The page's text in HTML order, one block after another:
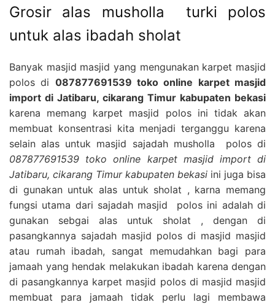
Grosir alas musholla turki polos
untuk alas ibadah sholat
Banyak masjid masjid yang mengunakan karpet masjid
polos di 087877691539 toko online karpet masjid
import di Jatibaru, cikarang Timur kabupaten bekasi
karena memang karpet masjid polos ini tidak akan
membuat konsentrasi kita menjadi terganggu karena
selain alas untuk masjid sajadah musholla polos di
087877691539 toko online karpet masjid import di
Jatibaru, cikarang Timur kabupaten bekasi ini juga bisa
di gunakan untuk alas untuk sholat , karna memang
fungsi utama dari sajadah masjid polos ini adalah di
gunakan sebgai alas untuk sholat , dengan di
pasangkannya sajadah masjid polos di masjid masjid
atau rumah ibadah, sangat memudahkan bagi para
jamaah yang hendak melakukan ibadah karena dengan
di pasangkannya karpet masjid polos di masjid masjid
membuat para jamaah tidak perlu lagi membawa